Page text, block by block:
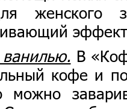
женского
В
кофе и
можно